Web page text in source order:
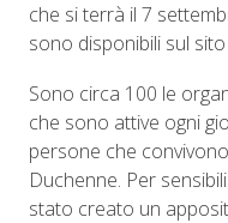
che si terrà il 7
sono disponibili sul sito
Sono circa 100 le
che sono attive ogni
persone che
Duchenne. Per
stato creato un